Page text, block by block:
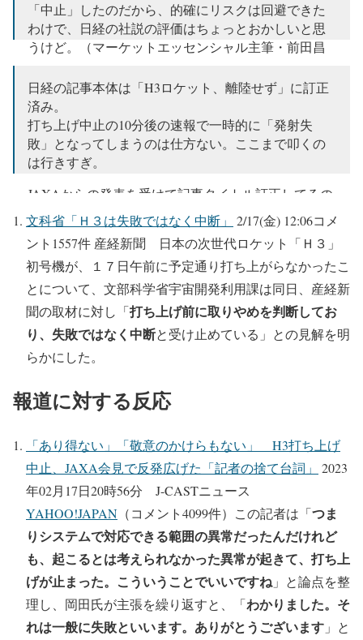
「中止」したのだから、的確にリスクは回避できた
わけで、日経の社説の評価はちょっとおかしいと思
うけど。（マーケットエッセンシャル主筆・前田昌
— 前田昌孝 (@market_maeda) February 17, 2023
日経の記事本体は「H3ロケット、離陸せず」に訂正
済み。
打ち上げ中止の10分後の速報で一時的に「発射失
敗」となってしまうのは仕方ない。ここまで叩くの
は行きすぎ。
JAXAからの発表を受けて記事タイトル訂正してるの
でまともだと思う。
https://t.co/zsRqmTBL1O
— lanuvas (@lanuvas)
February 17, 2023
文科省「Ｈ３は失敗ではなく中断」
2/17(金) 12:06コメ
ント1557件 産経新聞 日本の次世代ロケット「Ｈ３」
初号機が、１７日午前に予定通り打ち上がらなかったこ
とについて、文部科学省宇宙開発利用課は同日、産経新
聞の取材に対し「打ち上げ前に取りやめを判断してお
り、失敗ではなく中断と受け止めている」との見解を明
らかにした。
報道に対する反応
「あり得ない」「敬意のかけらもない」 H3打ち上げ
中止、JAXA会見で反発広げた「記者の捨て台詞」
2023
年02月17日20時56分 J-CASTニュース
YAHOO!JAPAN （コメント4099件）この記者は「つま
りシステムで対応できる範囲の異常だったんだけれど
も、起こるとは考えられなかった異常が起きて、打ち上
げが止まった。こういうことでいいですね」と論点を整
理し、岡田氏が主張を繰り返すと、「わかりました。そ
れは一般に失敗といいます。ありがとうございます 」と